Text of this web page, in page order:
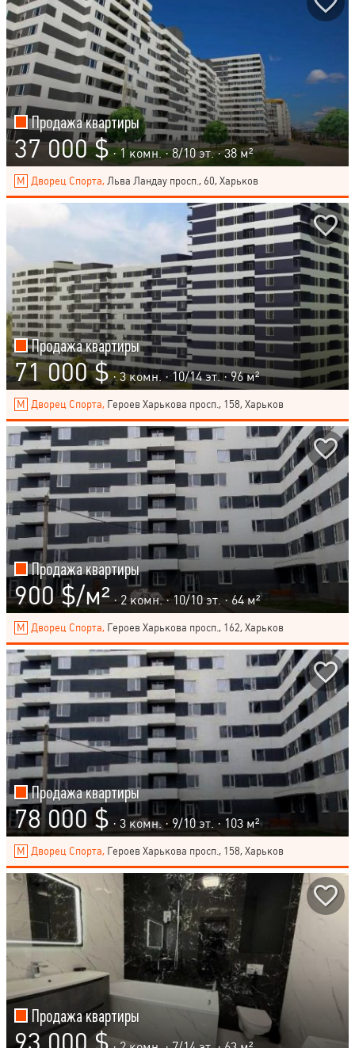
Продажа квартиры
37 000 $ · 1 комн. ·8/10эт. · 38 м²
Дворец Спорта, Льва Ландау просп., 60, Харьков
Продажа квартиры
71 000 $ · 3 комн. ·10/14эт. · 96 м²
Дворец Спорта, Героев Харькова просп., 158, Харьков
Продажа квартиры
900 $/м² · 2 комн. ·10/10эт. · 64 м²
Дворец Спорта, Героев Харькова просп., 162, Харьков
Продажа квартиры
78 000 $ · 3 комн. · 9/10эт. · 103 м²
Дворец Спорта, Героев Харькова просп., 158, Харьков
Продажа квартиры